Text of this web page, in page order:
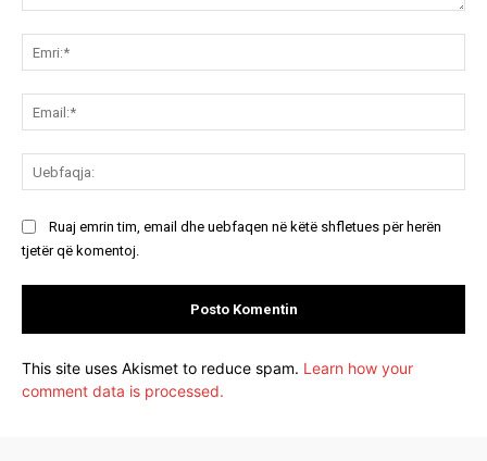
Ruaj emrin tim, email dhe uebfaqen në këtë shfletues për herën
tjetër që komentoj.
This site uses Akismet to reduce spam. Learn how your
comment data is processed.